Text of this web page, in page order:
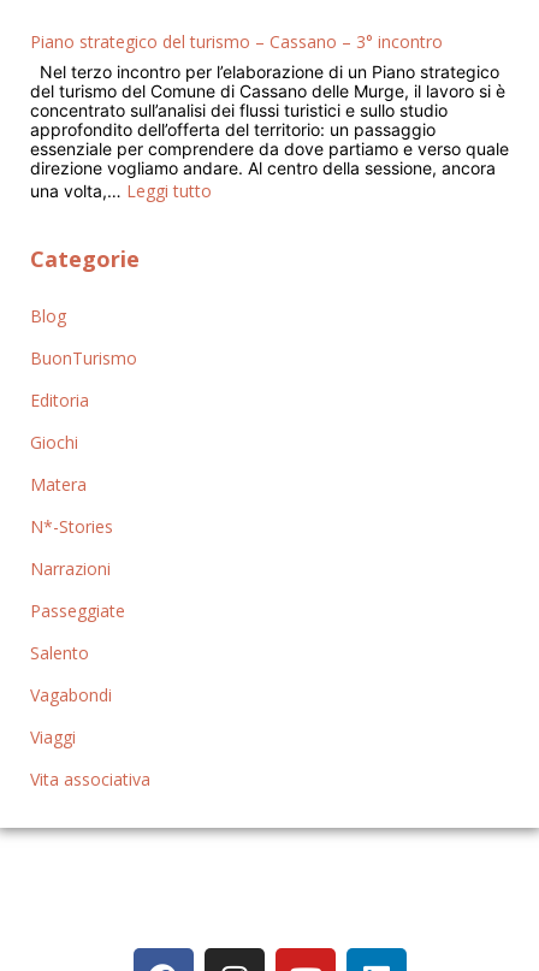
Piano strategico del turismo – Cassano – 3° incontro
Nel terzo incontro per l’elaborazione di un Piano strategico
del turismo del Comune di Cassano delle Murge, il lavoro si è
concentrato sull’analisi dei flussi turistici e sullo studio
approfondito dell’offerta del territorio: un passaggio
essenziale per comprendere da dove partiamo e verso quale
direzione vogliamo andare. Al centro della sessione, ancora
una volta,… Leggi tutto
Categorie
Blog
BuonTurismo
Editoria
Giochi
Matera
N*-Stories
Narrazioni
Passeggiate
Salento
Vagabondi
Viaggi
Vita associativa